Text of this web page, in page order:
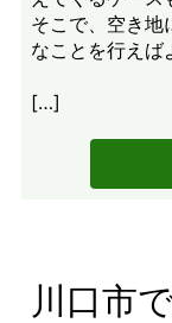
そこで、空き地
なことを行えば
[…]
川口市